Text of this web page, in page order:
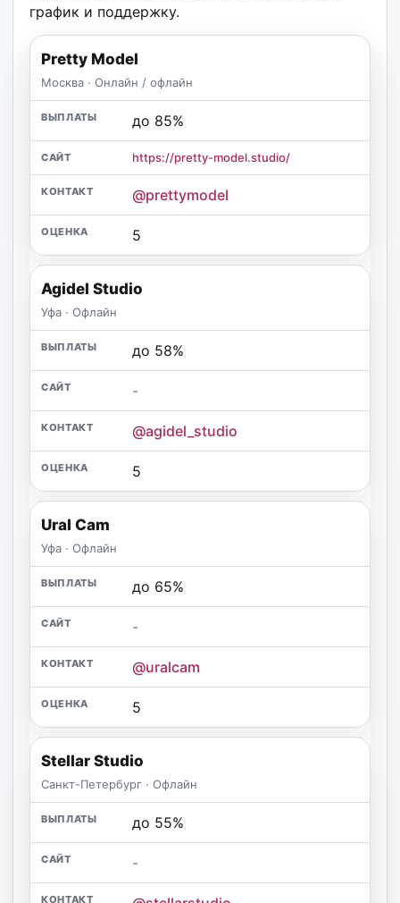
график и поддержку.
Pretty Model
Москва · Онлайн / офлайн
до 85%
https://pretty-model.studio/
@prettymodel
5
Agidel Studio
Уфа · Офлайн
до 58%
-
@agidel_studio
5
Ural Cam
Уфа · Офлайн
до 65%
-
@uralcam
5
Stellar Studio
Санкт-Петербург · Офлайн
до 55%
-